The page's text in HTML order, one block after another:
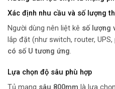
Xác định nhu cầu và số lượng
Người dùng nên liệt kê số lượng
lắp đặt (như switch, router,
có số U tương ứng.
Lựa chọn độ sâu phù hợp